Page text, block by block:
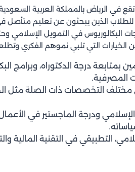
في الرياض بالمملكة العربية
للطلاب الذين يبحثون عن تعليم متأصل
البكالوريوس في التمويل الإسلامي
الخيارات التي تلبي نموهم الفكري
بمتابعة درجة الدكتوراه، وبرامج
المصرفية.
مختلف التخصصات ذات الصلة مثل
ودرجة الماجستير في
التطبيقي في التقنية المالية